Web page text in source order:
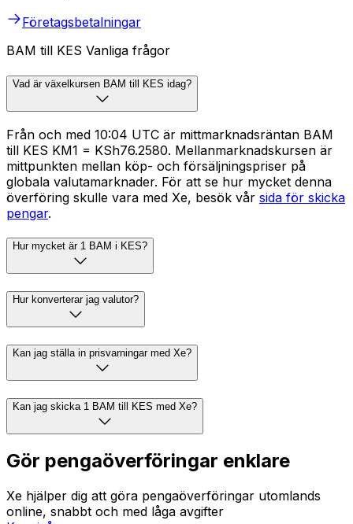
Företagsbetalningar
BAM till KES Vanliga frågor
Vad är växelkursen BAM till KES idag?
Från och med 10:04 UTC är mittmarknadsräntan BAM
till KES KM1 = KSh76.2580. Mellanmarknadskursen är
mittpunkten mellan köp- och försäljningspriser på
globala valutamarknader. För att se hur mycket denna
överföring skulle vara med Xe, besök vår sida för skicka
pengar.
Hur mycket är 1 BAM i KES?
Hur konverterar jag valutor?
Kan jag ställa in prisvarningar med Xe?
Kan jag skicka 1 BAM till KES med Xe?
Gör pengaöverföringar enklare
Xe hjälper dig att göra pengaöverföringar utomlands
online, snabbt och med låga avgifter